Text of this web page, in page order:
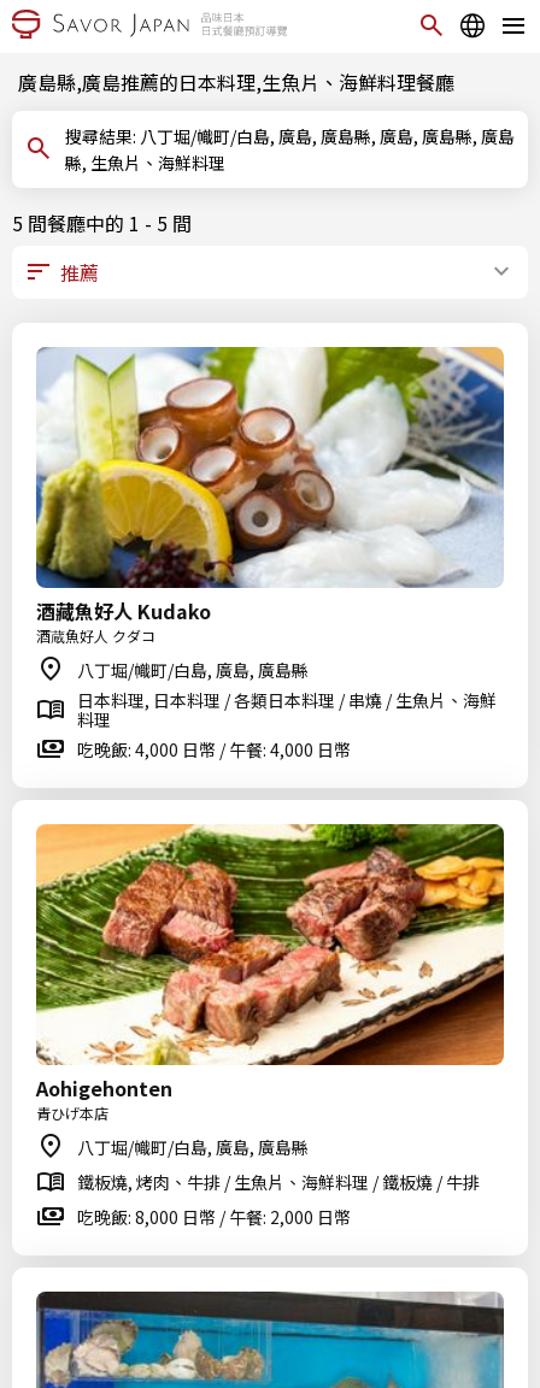
廣島縣,廣島推薦的日本料理,生魚片、海鮮料理餐廳
搜尋結果: 八丁堀/幟町/白島, 廣島, 廣島縣, 廣島, 廣島縣, 廣島
縣, 生魚片、海鮮料理
5 間餐廳中的 1 - 5 間
酒藏魚好人 Kudako
酒蔵魚好人 クダコ
八丁堀/幟町/白島, 廣島, 廣島縣
日本料理, 日本料理 / 各類日本料理 / 串燒 / 生魚片、海鮮
料理
吃晚飯: 4,000 日幣 / 午餐: 4,000 日幣
Aohigehonten
青ひげ本店
八丁堀/幟町/白島, 廣島, 廣島縣
鐵板燒, 烤肉、牛排 / 生魚片、海鮮料理 / 鐵板燒 / 牛排
吃晚飯: 8,000 日幣 / 午餐: 2,000 日幣